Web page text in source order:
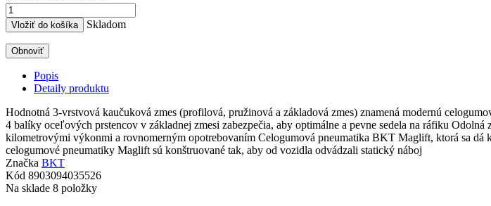
Vložiť do košíka Skladom
Popis
Detaily produktu
Hodnotná 3-vrstvová kaučuková zmes (profilová, pružinová a základová zmes) znamená modernú
4 balíky oceľových prstencov v základnej zmesi zabezpečia, aby optimálne a pevne sedela na ráfiku
kilometrovými výkonmi a rovnomerným opotrebovaním Celogumová pneumatika BKT Maglift, ktorá sa
celogumové pneumatiky Maglift sú konštruované tak, aby od vozidla odvádzali statický náboj
Značka BKT
Kód 8903094035526
Na sklade 8 položky